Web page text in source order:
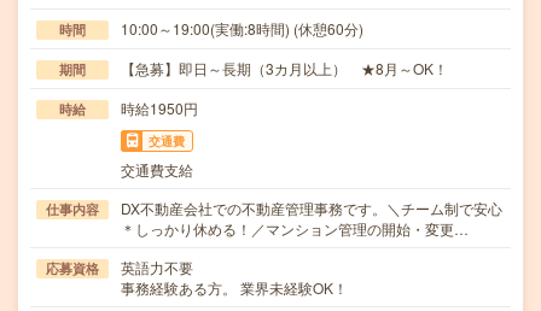
時間 10:00～19:00(実働:8時間) (休憩60分)
期間 【急募】即日～長期（3カ月以上） ★8月～OK！
時給 時給1950円
交通費
交通費支給
仕事内容
DX不動産会社での不動産管理事務です。＼チーム制で安心
＊しっかり休める！／マンション管理の開始・変更…
応募資格
英語力不要
事務経験ある方。 業界未経験OK！